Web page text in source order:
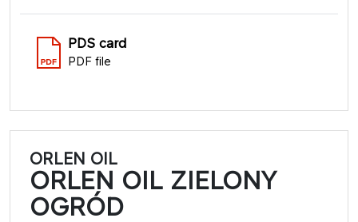
PDS card
PDF file
ORLEN OIL
ORLEN OIL ZIELONY
OGRÓD